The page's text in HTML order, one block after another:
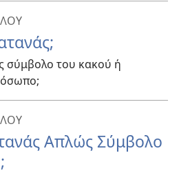
σύμβολο του κακού ή
Απλώς Σύμβολο